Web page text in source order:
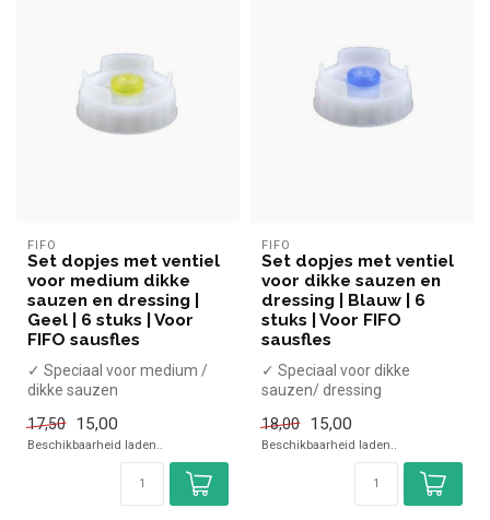
FIFO
Set dopjes met ventiel
voor medium dikke
sauzen en dressing |
Geel | 6 stuks | Voor
FIFO sausfles
✓ Speciaal voor medium /
dikke sauzen
✓ Voor al onze Fifo Sa...
17,50 15,00
Beschikbaarheid laden..
FIFO
Set dopjes met ventiel
voor dikke sauzen en
dressing | Blauw | 6
stuks | Voor FIFO
sausfles
✓ Speciaal voor dikke
sauzen/ dressing
✓ Voor al onze FIFO S...
18,00 15,00
Beschikbaarheid laden..